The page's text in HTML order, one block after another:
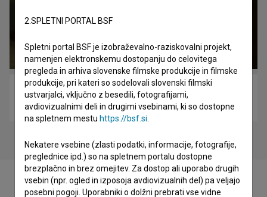
Pod gladino (2016)
kriminalni
2.SPLETNI PORTAL BSF
Spletni portal BSF je izobraževalno-raziskovalni projekt,
namenjen elektronskemu dostopanju do celovitega
pregleda in arhiva slovenske filmske produkcije in filmske
produkcije, pri kateri so sodelovali slovenski filmski
ustvarjalci, vključno z besedili, fotografijami,
avdiovizualnimi deli in drugimi vsebinami, ki so dostopne
na spletnem mestu https://bsf.si
Nekatere vsebine (zlasti podatki, informacije, fotografije,
preglednice ipd.) so na spletnem portalu dostopne
brezplačno in brez omejitev. Za dostop ali uporabo drugih
vsebin (npr. ogled in izposoja avdiovizualnih del) pa veljajo
posebni pogoji. Uporabniki o dolžni prebrati vse vidne